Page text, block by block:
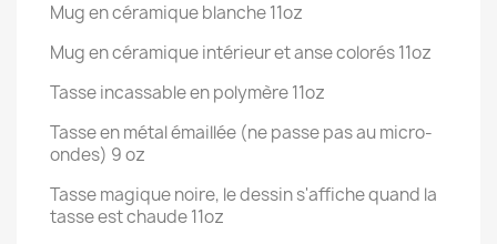
Mug en céramique blanche 11oz
Mug en céramique intérieur et anse colorés 11oz
Tasse incassable en polymère 11oz
Tasse en métal émaillée (ne passe pas au micro-
ondes) 9 oz
Tasse magique noire, le dessin s'affiche quand la
tasse est chaude 11oz